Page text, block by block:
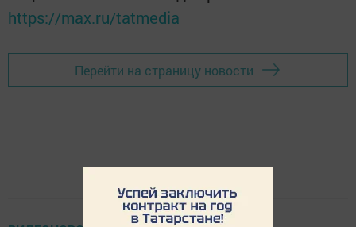
https://max.ru/tatmedia
Перейти на страницу новости